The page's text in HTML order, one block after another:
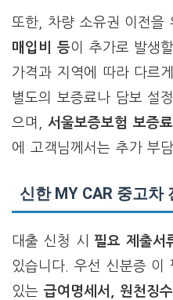
또한, 차량 소유권 이전을
매입비 등이 추가로 발생
가격과 지역에 따라 다르
별도의 보증료나 담보 설
으며, 서울보증보험 보증
에 고객님께서는 추가 부
신한 MY CAR 중고차
대출 신청 시 필요 제출서
있습니다. 우선 신분증 이
있는 급여명세서, 원천징